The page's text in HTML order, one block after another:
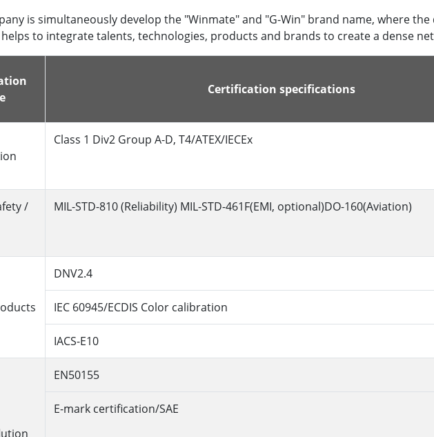
is simultaneously develop the "Winmate" and "G-Win" brand name, where
to integrate talents, technologies, products and brands to create a dense
Certification specifications
Class 1 Div2 Group A-D, T4/ATEX/IECEx
/
MIL-STD-810 (Reliability) MIL-STD-461F(EMI, optional)DO-160(Aviation)
DNV2.4
IEC 60945/ECDIS Color calibration
IACS-E10
EN50155
E-mark certification/SAE